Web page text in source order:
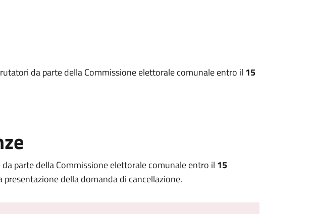
da parte della Commissione elettorale comunale entro il 15
parte della Commissione elettorale comunale entro il 15
presentazione della domanda di cancellazione.